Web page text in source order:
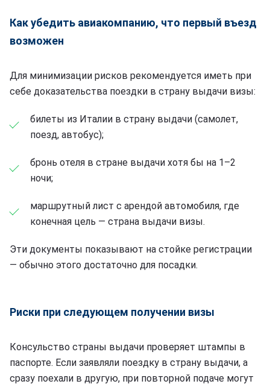
Как убедить авиакомпанию, что первый въезд
возможен
Для минимизации рисков рекомендуется иметь при
себе доказательства поездки в страну выдачи визы:
билеты из Италии в страну выдачи (самолет,
поезд, автобус);
бронь отеля в стране выдачи хотя бы на 1–2
ночи;
маршрутный лист с арендой автомобиля, где
конечная цель — страна выдачи визы.
Эти документы показывают на стойке регистрации
— обычно этого достаточно для посадки.
Риски при следующем получении визы
Консульство страны выдачи проверяет штампы в
паспорте. Если заявляли поездку в страну выдачи, а
сразу поехали в другую, при повторной подаче могут